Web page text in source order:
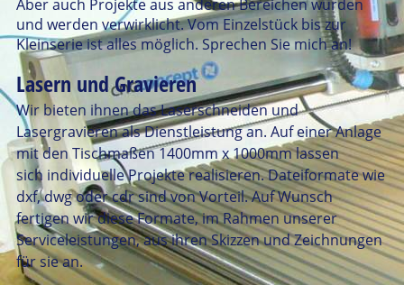
Aber auch Projekte aus anderen Bereichen wurden
und werden verwirklicht. Vom Einzelstück bis zur
Kleinserie ist alles möglich. Sprechen Sie mich an!
Lasern und Gravieren
Wir bieten ihnen das Laserschneiden und
Lasergravieren als Dienstleistung an. Auf einer Anlage
mit den Tischmaßen 1400mm x 1000mm lassen
sich individuelle Projekte realisieren. Dateiformate wie
dxf, dwg oder cdr sind von Vorteil. Auf Wunsch
fertigen wir diese Formate, im Rahmen unserer
Serviceleistungen, aus ihren Skizzen und Zeichnungen
für sie an.